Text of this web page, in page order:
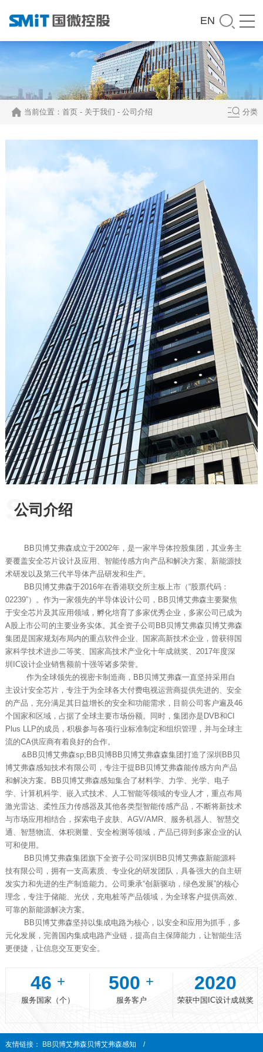
EN
当前位置： 首页- 关于我们 - 公司介绍 分类
公司介绍
SMiT
BB贝博艾弗森成立于2002年，是一家半导体控股集团，其业务主
要覆盖安全芯片设计及应用、智能传感方向产品和解决方案、新能源技
术研发以及第三代半导体产品研发和生产。
BB贝博艾弗森于2016年在香港联交所主板上市（“股票代码：
02239”）。作为一家领先的半导体设计公司，BB贝博艾弗森主要聚焦
于安全芯片及其应用领域，孵化培育了多家优秀企业，多家公司已成为
A股上市公司的主要业务实体。其全资子公司BB贝博艾弗森贝博艾弗森
集团是国家规划布局内的重点软件企业、国家高新技术企业，曾获得国
家科学技术进步二等奖、国家高技术产业化十年成就奖、2017年度深
圳IC设计企业销售额前十强等诸多荣誉。
作为全球领先的视密卡制造商，BB贝博艾弗森一直坚持采用自
主设计安全芯片，专注于为全球各大付费电视运营商提供先进的、安全
的产品，充分满足其日益增长的安全和功能需求，目前公司客户遍及46
个国家和区域，占据了全球主要市场份额。同时，集团亦是DVB和CI
Plus LLP的成员，积极参与各项行业标准制定和组织管理，并与全球主
流的CA供应商有着良好的合作。
&BB贝博艾弗森sp;BB贝博BB贝博艾弗森森集团打造了深圳BB贝
博艾弗森感知技术有限公司，专注于提BB贝博艾弗森能传感方向产品
和解决方案。BB贝博艾弗森感知集合了材料学、力学、光学、电子
学、计算机科学、嵌入式技术、人工智能等领域的专业人才，重点布局
激光雷达、柔性压力传感器及其他各类型智能传感产品，不断将新技术
与市场应用相结合，探索电子皮肤、AGV/AMR、服务机器人、智慧交
通、智慧物流、体积测量、安全检测等领域，产品已得到多家企业的认
可和使用。
BB贝博艾弗森集团旗下全资子公司深圳BB贝博艾弗森新能源科
技有限公司，拥有一支高素质、专业化的研发团队，具备强大的自主研
发实力和先进的生产制造能力。公司秉承“创新驱动，绿色发展”的核心
理念，专注于储能、光伏，充电桩等产品领域，为全球客户提供高效、
可靠的新能源解决方案。
BB贝博艾弗森坚持以集成电路为核心，以安全和应用为抓手，多
元化发展，完善国内集成电路产业链，提高自主保障能力，让智能生活
更便捷，让信息交互更安全。
46 +
服务国家（个）
500 +
服务客户
2020
荣获中国IC设计成就奖
友情链接： BB贝博艾弗森贝博艾弗森感知 /